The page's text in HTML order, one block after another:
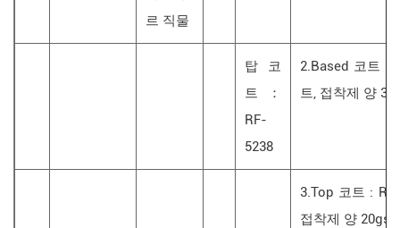
르 직물
탑 코
트 ：
RF-
5238
2.Based 코트 :
트, 접착제 양
3.Top 코트 :
접착제 양